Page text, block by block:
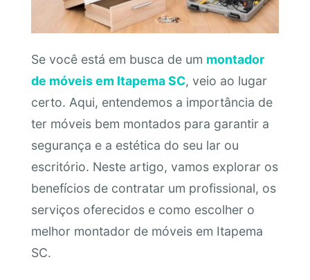
Se você está em busca de um montador
de móveis em Itapema SC, veio ao lugar
certo. Aqui, entendemos a importância de
ter móveis bem montados para garantir a
segurança e a estética do seu lar ou
escritório. Neste artigo, vamos explorar os
benefícios de contratar um profissional, os
serviços oferecidos e como escolher o
melhor montador de móveis em Itapema
SC.